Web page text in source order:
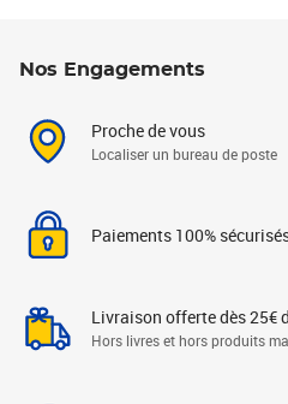
Nos Engagements
Proche de vous
Localiser un bureau de poste
Paiements 100%
Livraison offerte dès 25€
Hors livres et hors produits